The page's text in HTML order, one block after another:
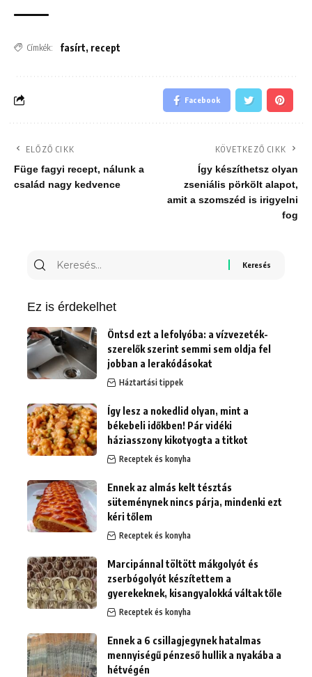
Címkék: fasírt, recept
Facebook
ELŐZŐ CIKK
Füge fagyi recept, nálunk a
család nagy kedvence
KÖVETKEZŐ CIKK
Így készíthetsz olyan
zseniális pörkölt alapot,
amit a szomszéd is irigyelni
fog
Keresés
Ez is érdekelhet
Öntsd ezt a lefolyóba: a vízvezeték-
szerelők szerint semmi sem oldja fel
jobban a lerakódásokat
Háztartási tippek
Így lesz a nokedlid olyan, mint a
békebeli időkben! Pár vidéki
háziasszony kikotyogta a titkot
Receptek és konyha
Ennek az almás kelt tésztás
süteménynek nincs párja, mindenki ezt
kéri tőlem
Receptek és konyha
Marcipánnal töltött mákgolyót és
zserbógolyót készítettem a
gyerekeknek, kisangyalokká váltak tőle
Receptek és konyha
Ennek a 6 csillagjegynek hatalmas
mennyiségű pénzeső hullik a nyakába a
hétvégén